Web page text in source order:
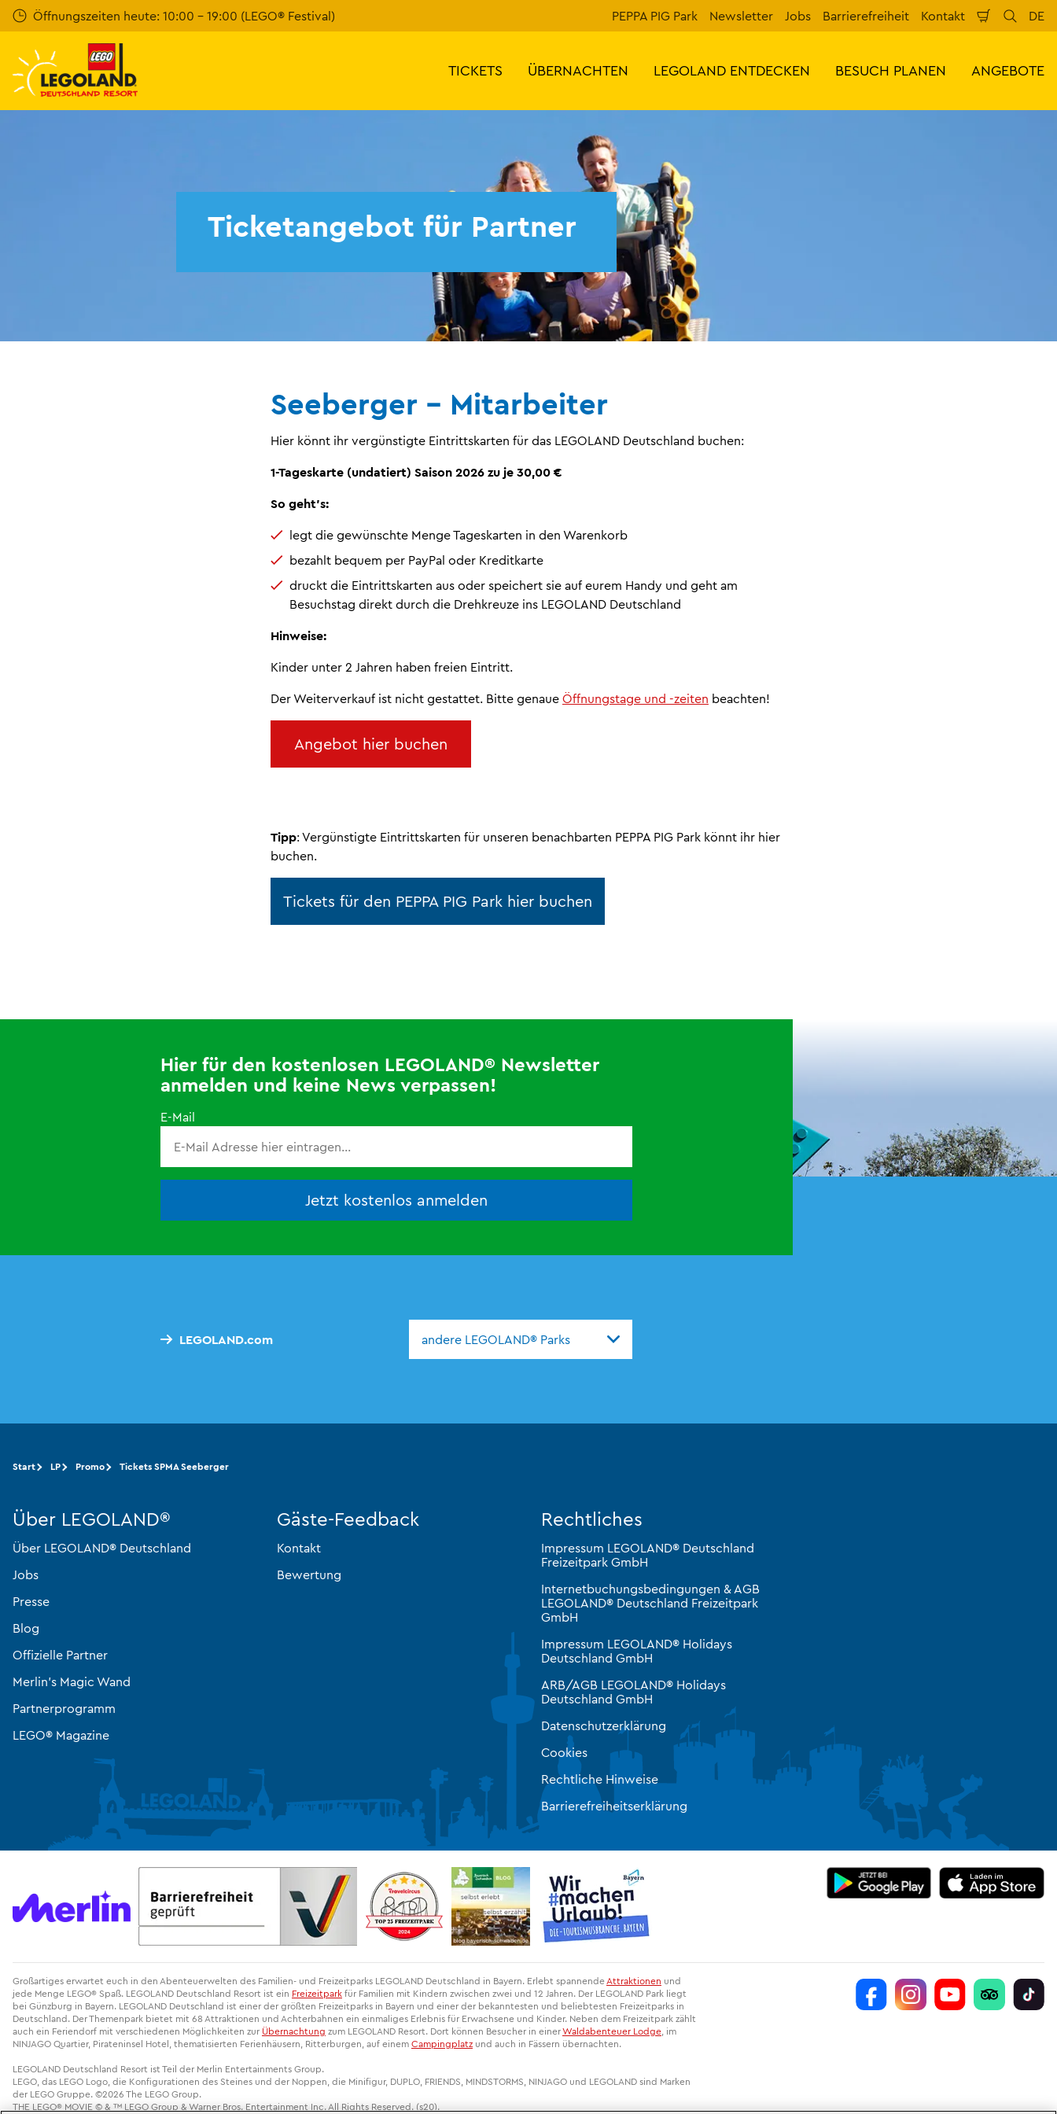
Weiter
zum
Hauptinhalt
Öffnungszeiten heute: 10:00 - 19:00 (LEGO® Festival) PEPPA PIG Park Newsletter Jobs Barrierefreiheit Kontakt Warenkorb
DE
TICKETS ÜBERNACHTEN LEGOLAND ENTDECKEN BESUCH PLANEN ANGEBOTE
Ticketangebot für Partner
Seeberger - Mitarbeiter
Hier könnt ihr vergünstigte Eintrittskarten für das LEGOLAND Deutschland buchen:
1-Tageskarte (undatiert) Saison 2026 zu je 30,00 €
So geht’s:
legt die gewünschte Menge Tageskarten in den Warenkorb
bezahlt bequem per PayPal oder Kreditkarte
druckt die Eintrittskarten aus oder speichert sie auf eurem Handy und geht am
Besuchstag direkt durch die Drehkreuze ins LEGOLAND Deutschland
Hinweise:
Kinder unter 2 Jahren haben freien Eintritt.
Der Weiterverkauf ist nicht gestattet. Bitte genaue Öffnungstage und -zeiten beachten!
Angebot hier buchen
Tipp: Vergünstigte Eintrittskarten für unseren benachbarten PEPPA PIG Park könnt ihr hier
buchen.
Tickets für den PEPPA PIG Park hier buchen
Hier für den kostenlosen LEGOLAND® Newsletter
anmelden und keine News verpassen!
E-Mail
Jetzt kostenlos anmelden
LEGOLAND.com andere LEGOLAND® Parks
Start LP Promo Tickets SPMA Seeberger
Über LEGOLAND®
Über LEGOLAND® Deutschland
Jobs
Presse
Blog
Offizielle Partner
Merlin’s Magic Wand
Partnerprogramm
LEGO® Magazine
Gäste-Feedback
Kontakt
Bewertung
Rechtliches
Impressum LEGOLAND® Deutschland
Freizeitpark GmbH
Internetbuchungsbedingungen & AGB
LEGOLAND® Deutschland Freizeitpark
GmbH
Impressum LEGOLAND® Holidays
Deutschland GmbH
ARB/AGB LEGOLAND® Holidays
Deutschland GmbH
Datenschutzerklärung
Cookies
Rechtliche Hinweise
Barrierefreiheitserklärung
Großartiges erwartet euch in den Abenteuerwelten des Familien- und Freizeitparks LEGOLAND Deutschland in Bayern. Erlebt spannendeAttraktionen und
jede Menge LEGO® Spaß. LEGOLAND Deutschland Resort ist ein Freizeitpark für Familien mit Kindern zwischen zwei und 12 Jahren. Der LEGOLAND Park liegt
bei Günzburg in Bayern. LEGOLAND Deutschland ist einer der größten Freizeitparks in Bayern und einer der bekanntesten und beliebtesten Freizeitparks in
Deutschland. Der Themenpark bietet mit 68 Attraktionen und Achterbahnen ein einmaliges Erlebnis für Erwachsene und Kinder. Neben dem Freizeitpark zählt
auch ein Feriendorf mit verschiedenen Möglichkeiten zur Übernachtung zum LEGOLAND Resort. Dort können Besucher in einerWaldabenteuer Lodge, im
NINJAGO Quartier, Pirateninsel Hotel, thematisierten Ferienhäusern, Ritterburgen, auf einem Campingplatzund auch in Fässern übernachten.
LEGOLAND Deutschland Resort ist Teil der Merlin Entertainments Group.
LEGO, das LEGO Logo, die Konfigurationen des Steines und der Noppen, die Minifigur, DUPLO, FRIENDS, MINDSTORMS, NINJAGO und LEGOLAND sind Marken
der LEGO Gruppe. ©2026 The LEGO Group.
THE LEGO® MOVIE © & ™ LEGO Group & Warner Bros. Entertainment Inc. All Rights Reserved. (s20).